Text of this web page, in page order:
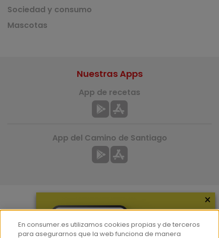
Sociedad y consumo
Mascotas
Más información
¿Quiénes somos?
Nuestras Apps
App de recetas
App del Camino de Santiago
×
En consumer.es utilizamos cookies propias y de terceros
para asegurarnos que la web funciona de manera